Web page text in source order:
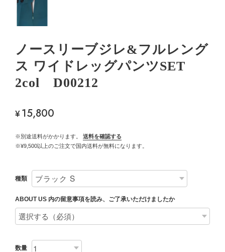
ノースリーブジレ&フルレング
ス ワイドレッグパンツSET
2col D00212
¥15,800
※別途送料がかかります。
送料を確認する
※¥9,500以上のご注文で国内送料が無料になります。
種類
ABOUT US 内の留意事項を読み、ご了承いただけましたか
数量